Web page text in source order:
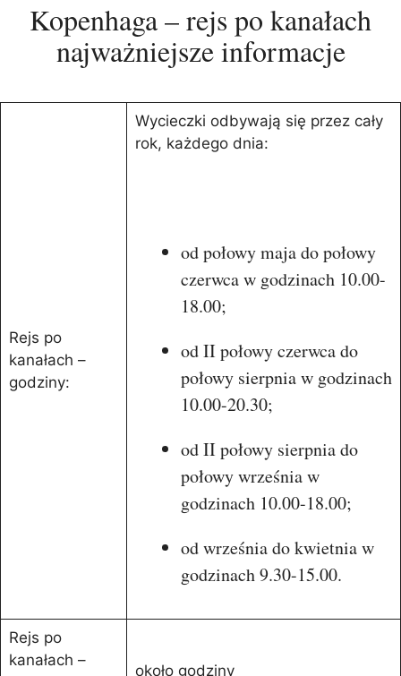
Kopenhaga – rejs po kanałach
najważniejsze informacje
Rejs po
kanałach –
godziny:
Wycieczki odbywają się przez cały
rok, każdego dnia:
od połowy maja do połowy
czerwca w godzinach 10.00-
18.00;
od II połowy czerwca do
połowy sierpnia w godzinach
10.00-20.30;
od II połowy sierpnia do
połowy września w
godzinach 10.00-18.00;
od września do kwietnia w
godzinach 9.30-15.00.
Rejs po
kanałach –
około godziny